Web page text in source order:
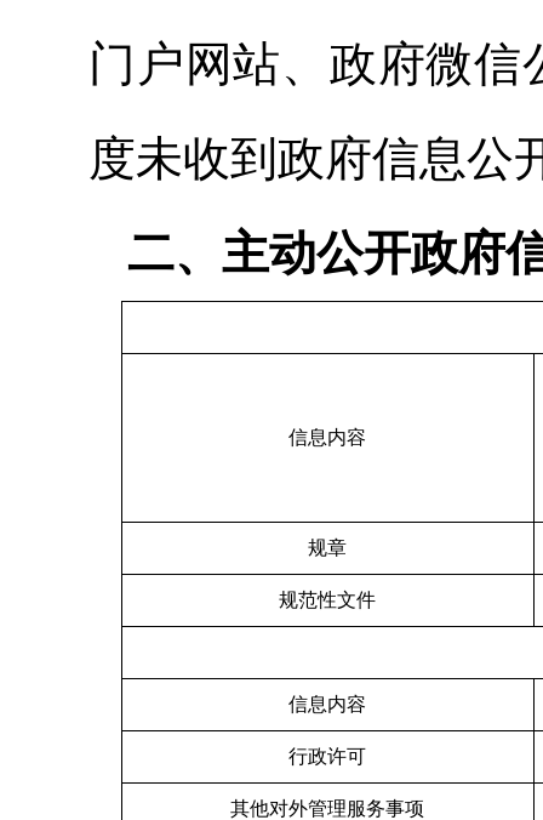
门户网站、政府微信
度未收到政府信息公
二、主动公开政府
信息内容
规章
规范性文件
信息内容
行政许可
其他对外管理服务事项